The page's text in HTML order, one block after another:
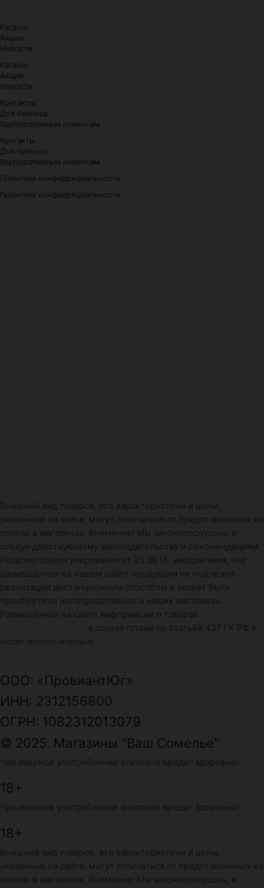
Каталог
Акции
Новости
Каталог
Акции
Новости
Контакты
Для бизнеса
Корпоративным клиентам
Контакты
Для бизнеса
Корпоративным клиентам
Политика конфиденциальности
Политика конфиденциальности
Внешний вид товаров, его характеристики и цены,
указанные на сайте, могут отличаться от представленных на
полках в магазинах. Внимание! Мы законопослушны, и
следуя действующему законодательству и рекомендациям
Росалкогольрегулирования от 25.06.18, уведомляем, что
размещённая на нашем сайте продукция не подлежит
реализации дистанционным способом и может быть
приобретена непосредственно в наших магазинах.
Размещённая на сайте информация о товарах
в соответствии со статьёй 437 ГК РФ и
носит исключительно
ООО: «ПровиантЮг»
ИНН: 2312156800
ОГРН: 1082312013079
© 2025. Магазины "Ваш Сомелье"
Чрезмерное употребление алкоголя вредит здоровью!
18+
Чрезмерное употребление алкоголя вредит здоровью!
18+
Внешний вид товаров, его характеристики и цены,
указанные на сайте, могут отличаться от представленных на
полках в магазинах. Внимание! Мы законопослушны, и